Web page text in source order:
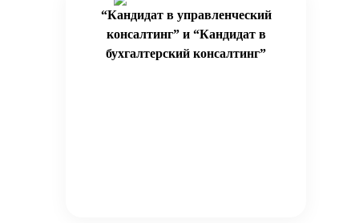
“Кандидат в управленческий
консалтинг” и “Кандидат в
бухгалтерский консалтинг”